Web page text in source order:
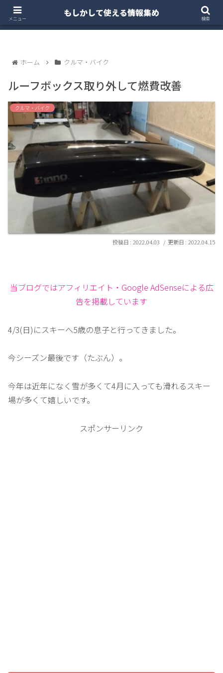
ホーム 注文住宅
ホーム クルマ・バイク
ルーフボックス取り外して燃費改善
クルマ・バイク
2022.04.03 2022.04.15
当ブログではアフィリエイト・Google AdSenseによる広
告を掲載しています
4/3(日)にスキーへ5歳の息子と行ってきました。
今シーズン最後です（たぶん）。
今年は近年になく雪が多くて4月に入っても滑れるスキー
場が多くて嬉しいです。
スポンサーリンク
メニュー
もしかして使える情報集め
検索